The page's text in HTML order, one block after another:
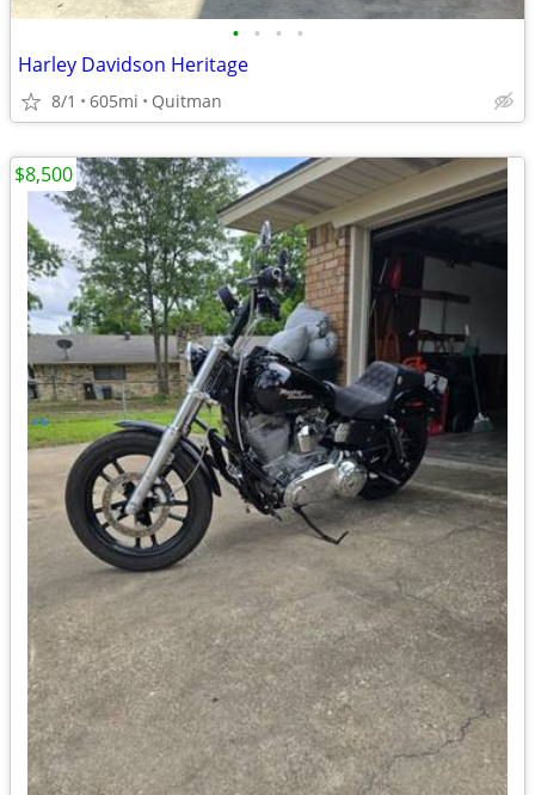
• • • •
Harley Davidson Heritage
8/1 605mi Quitman
$8,500